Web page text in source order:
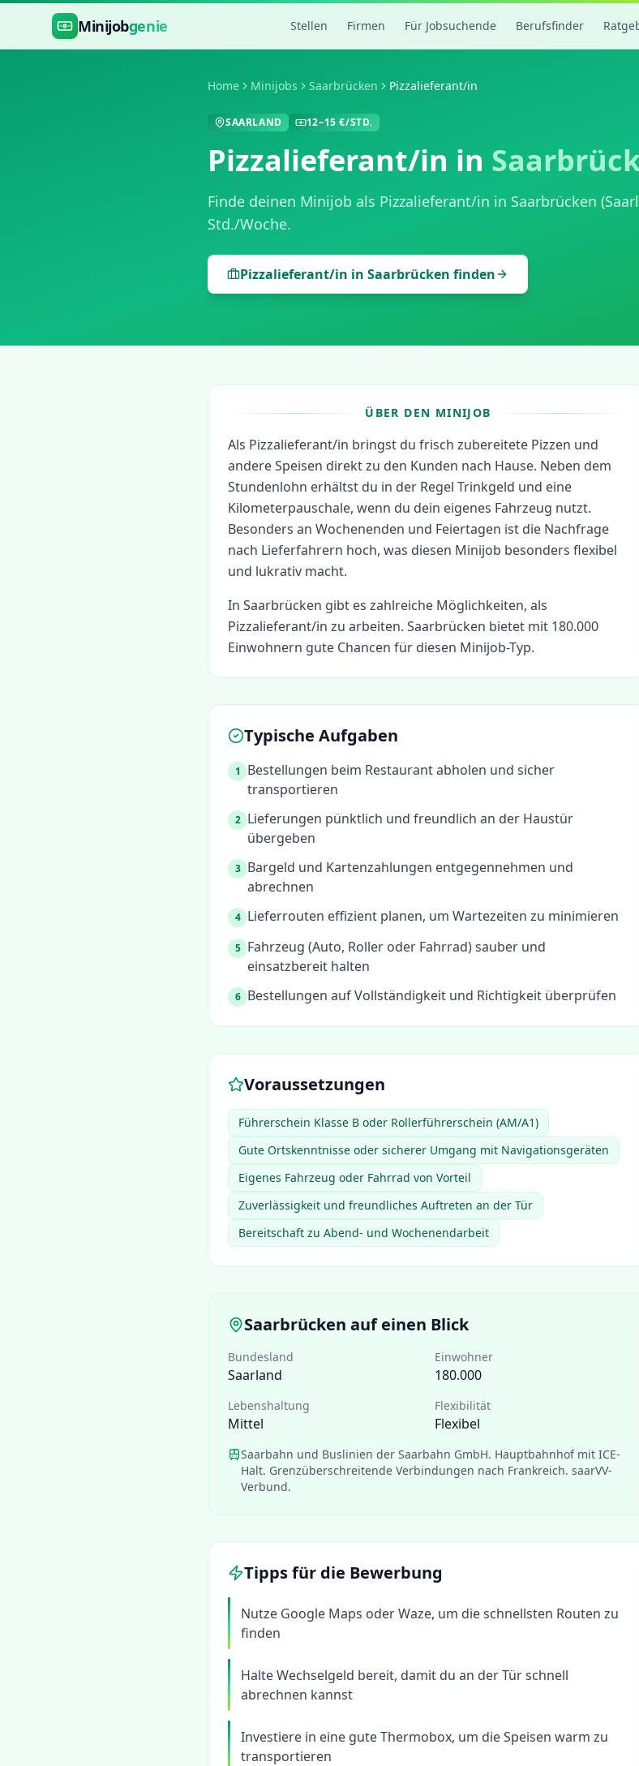
Zum Hauptinhalt springen
Minijobgenie Stellen Firmen Für Jobsuchende Berufsfinder
Home Minijobs Saarbrücken Pizzalieferant/in
SAARLAND 12–15 €/STD.
Pizzalieferant/in in
Finde deinen Minijob als Pizzalieferant/in in Saarbrücken (
Std./Woche.
Pizzalieferant/in in Saarbrücken finden
ÜBER DEN MINIJOB
Als Pizzalieferant/in bringst du frisch zubereitete Pizzen und
andere Speisen direkt zu den Kunden nach Hause. Neben dem
Stundenlohn erhältst du in der Regel Trinkgeld und eine
Kilometerpauschale, wenn du dein eigenes Fahrzeug nutzt.
Besonders an Wochenenden und Feiertagen ist die Nachfrage
nach Lieferfahrern hoch, was diesen Minijob besonders flexibel
und lukrativ macht.
In Saarbrücken gibt es zahlreiche Möglichkeiten, als
Pizzalieferant/in zu arbeiten. Saarbrücken bietet mit 180.000
Einwohnern gute Chancen für diesen Minijob-Typ.
Typische Aufgaben
1
Bestellungen beim Restaurant abholen und sicher
transportieren
2 Lieferungen pünktlich und freundlich an der Haustür
übergeben
3 Bargeld und Kartenzahlungen entgegennehmen und
abrechnen
4 Lieferrouten effizient planen, um Wartezeiten zu minimieren
5 Fahrzeug (Auto, Roller oder Fahrrad) sauber und
einsatzbereit halten
6 Bestellungen auf Vollständigkeit und Richtigkeit überprüfen
Voraussetzungen
Führerschein Klasse B oder Rollerführerschein (AM/A1)
Gute Ortskenntnisse oder sicherer Umgang mit Navigationsgeräten
Eigenes Fahrzeug oder Fahrrad von Vorteil
Zuverlässigkeit und freundliches Auftreten an der Tür
Bereitschaft zu Abend- und Wochenendarbeit
Saarbrücken auf einen Blick
Bundesland
Saarland
Einwohner
180.000
Lebenshaltung
Mittel
Flexibilität
Flexibel
Saarbahn und Buslinien der Saarbahn GmbH. Hauptbahnhof mit ICE-
Halt. Grenzüberschreitende Verbindungen nach Frankreich. saarVV-
Verbund.
Tipps für die Bewerbung
Nutze Google Maps oder Waze, um die schnellsten Routen zu
finden
Halte Wechselgeld bereit, damit du an der Tür schnell
abrechnen kannst
Investiere in eine gute Thermobox, um die Speisen warm zu
transportieren